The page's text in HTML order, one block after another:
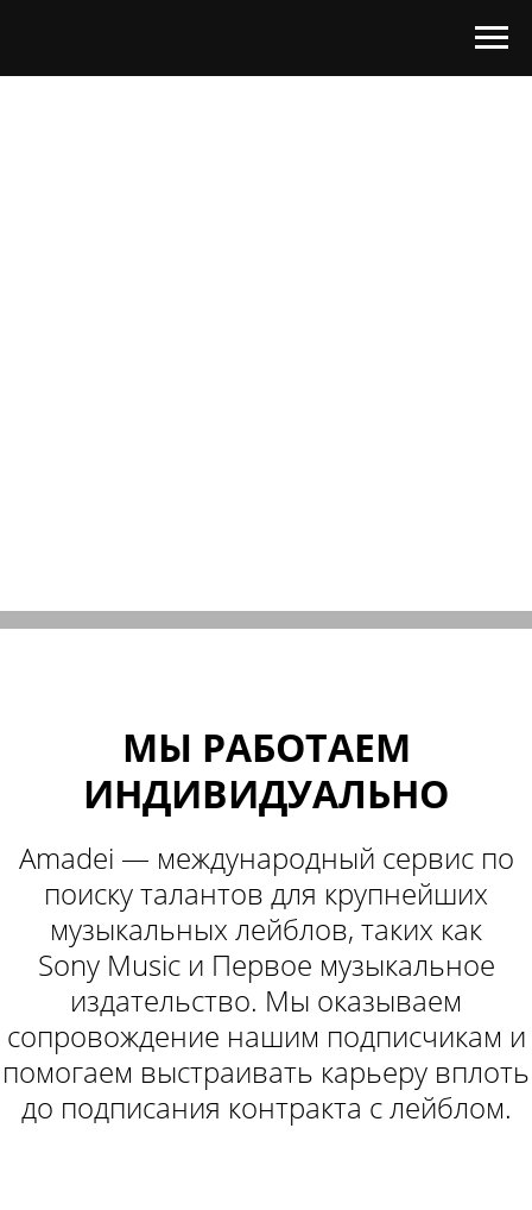
МЫ РАБОТАЕМ
ИНДИВИДУАЛЬНО
Amadei — международный сервис по
поиску талантов для крупнейших
музыкальных лейблов, таких как
Sony Music и Первое музыкальное
издательство. Мы оказываем
сопровождение нашим подписчикам и
помогаем выстраивать карьеру вплоть
до подписания контракта с лейблом.